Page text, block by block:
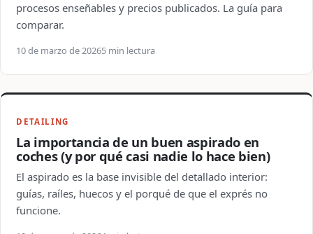
procesos enseñables y precios publicados. La guía para
comparar.
10 de marzo de 20265 min lectura
DETAILING
La importancia de un buen aspirado en
coches (y por qué casi nadie lo hace bien)
El aspirado es la base invisible del detallado interior:
guías, raíles, huecos y el porqué de que el exprés no
funcione.